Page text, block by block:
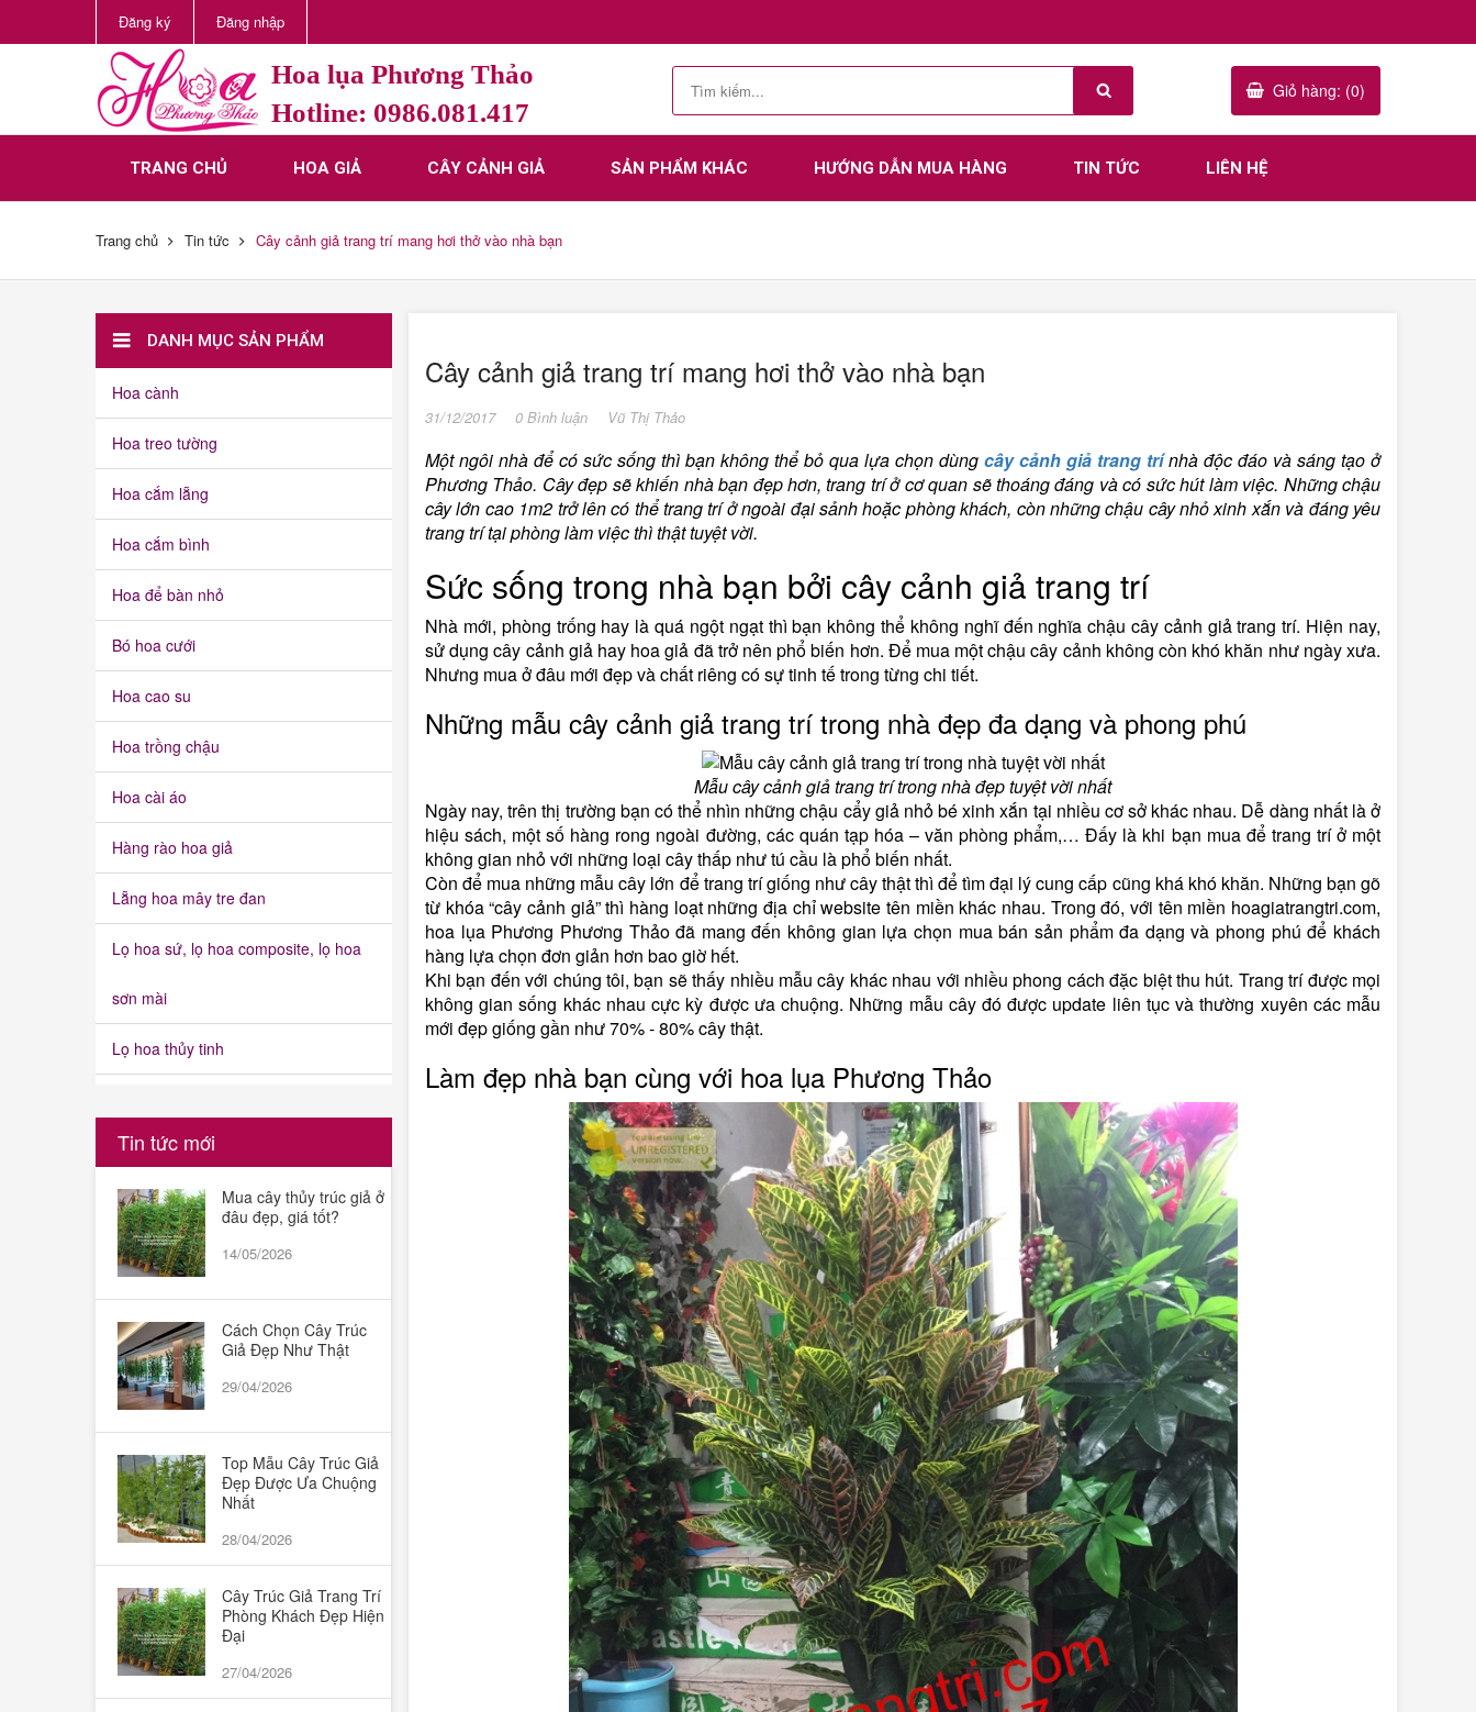
Đăng ký Đăng nhập
Hoa lụa Phương Thảo
Hotline: 0986.081.417
Giỏ hàng: (0)
TRANG CHỦ HOA GIẢ CÂY CẢNH GIẢ SẢN PHẨM KHÁC HƯỚNG DẪN MUA HÀNG TIN TỨC LIÊN HỆ
Trang chủ Tin tức Cây cảnh giả trang trí mang hơi thở vào nhà bạn
Cây cảnh giả trang trí mang hơi thở vào nhà bạn
31/12/2017 0 Bình luận Vũ Thị Thảo
Một ngôi nhà để có sức sống thì bạn không thể bỏ qua lựa chọn dùng cây cảnh giả trang trínhà độc đáo và sáng tạo ở
Phương Thảo. Cây đẹp sẽ khiến nhà bạn đẹp hơn, trang trí ở cơ quan sẽ thoáng đáng và có sức hút làm việc. Những chậu
cây lớn cao 1m2 trở lên có thể trang trí ở ngoài đại sảnh hoặc phòng khách, còn những chậu cây nhỏ xinh xắn và đáng yêu
trang trí tại phòng làm việc thì thật tuyệt vời.
Sức sống trong nhà bạn bởi cây cảnh giả trang trí
Nhà mới, phòng trống hay là quá ngột ngạt thì bạn không thể không nghĩ đến nghĩa chậu cây cảnh giả trang trí. Hiện nay,
sử dụng cây cảnh giả hay hoa giả đã trở nên phổ biến hơn. Để mua một chậu cây cảnh không còn khó khăn như ngày xưa.
Nhưng mua ở đâu mới đẹp và chất riêng có sự tinh tế trong từng chi tiết.
Những mẫu cây cảnh giả trang trí trong nhà đẹp đa dạng và phong phú
Mẫu cây cảnh giả trang trí trong nhà đẹp tuyệt vời nhất
Ngày nay, trên thị trường bạn có thể nhìn những chậu cẩy giả nhỏ bé xinh xắn tại nhiều cơ sở khác nhau. Dễ dàng nhất là ở
hiệu sách, một số hàng rong ngoài đường, các quán tạp hóa – văn phòng phẩm,… Đấy là khi bạn mua để trang trí ở một
không gian nhỏ với những loại cây thấp như tú cầu là phổ biến nhất.
Còn để mua những mẫu cây lớn để trang trí giống như cây thật thì để tìm đại lý cung cấp cũng khá khó khăn. Những bạn gõ
từ khóa “cây cảnh giả” thì hàng loạt những địa chỉ website tên miền khác nhau. Trong đó, với tên miền hoagiatrangtri.com,
hoa lụa Phương Phương Thảo đã mang đến không gian lựa chọn mua bán sản phẩm đa dạng và phong phú để khách
hàng lựa chọn đơn giản hơn bao giờ hết.
Khi bạn đến với chúng tôi, bạn sẽ thấy nhiều mẫu cây khác nhau với nhiều phong cách đặc biệt thu hút. Trang trí được mọi
không gian sống khác nhau cực kỳ được ưa chuộng. Những mẫu cây đó được update liên tục và thường xuyên các mẫu
mới đẹp giống gần như 70% - 80% cây thật.
Làm đẹp nhà bạn cùng với hoa lụa Phương Thảo
DANH MỤC SẢN PHẨM
Hoa cành
Hoa treo tường
Hoa cắm lẵng
Hoa cắm bình
Hoa để bàn nhỏ
Bó hoa cưới
Hoa cao su
Hoa trồng chậu
Hoa cài áo
Hàng rào hoa giả
Lẵng hoa mây tre đan
Lọ hoa sứ, lọ hoa composite, lọ hoa
sơn mài
Lọ hoa thủy tinh
Quả giả
Cành lá giả
Hoa kết chữ, hoa đại hội, hoa đường
phố
Phụ kiện khác
Thảm cỏ nhân tạo
Bình ngâm rượu,bình ngâm sâm
Bình thả cá, trồng cây thủy sinh, thả
Cây cảnh nhỏ
Hoa để trang trí tượng Bác, bục phát
biểu, hoa để bàn họp
Tin tức mới
Mua cây thủy trúc giả ở
đâu đẹp, giá tốt?
14/05/2026
Cách Chọn Cây Trúc
Giả Đẹp Như Thật
29/04/2026
Top Mẫu Cây Trúc Giả
Đẹp Được Ưa Chuộng
Nhất
28/04/2026
Cây Trúc Giả Trang Trí
Phòng Khách Đẹp Hiện
Đại
27/04/2026